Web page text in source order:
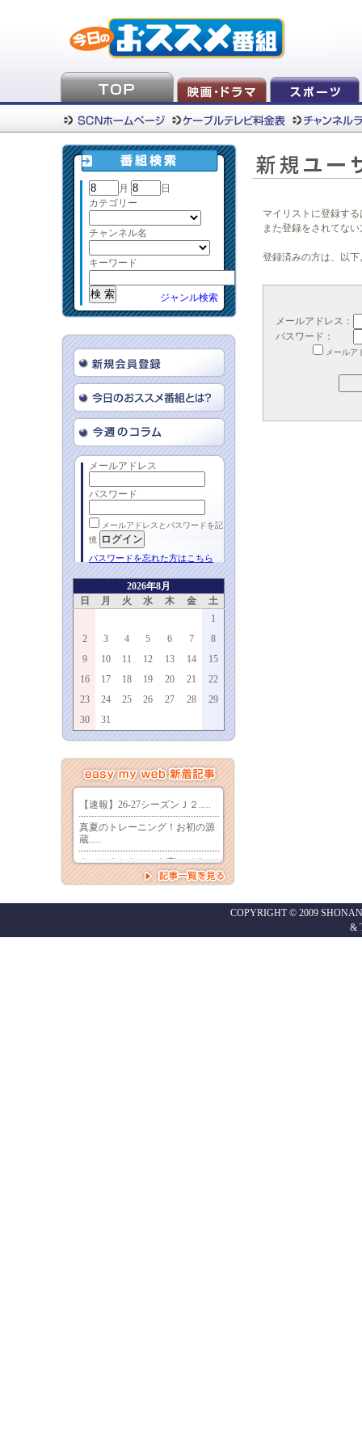
月
日
カテゴリー
チャンネル名
キーワード
ジャンル検索
メールアドレス
パスワード
メールアドレスとパスワードを記
憶
パスワードを忘れた方はこちら
2026年8月
日
月 火 水 木 金
土
1
2
3 4 5 6 7
8
9
10 11 12 13 14
15
16
17 18 19 20 21
22
23
24 25 26 27 28
29
30
31
マイリストに登録す
また登録をされてな
登録済みの方は、以
メールアドレス：
パスワード：
メールア
COPYRIGHT © 2009
&